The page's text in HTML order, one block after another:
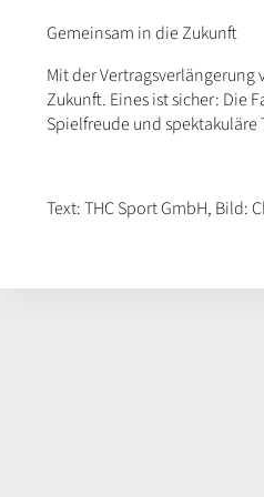
Gemeinsam in die Zukunft
Mit der Vertragsverlängerung
Zukunft. Eines ist sicher: Die
Spielfreude und
Text: THC Sport GmbH, Bild: